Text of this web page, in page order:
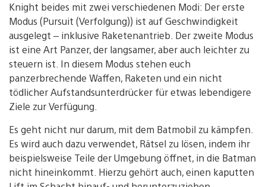
Knight beides mit zwei verschiedenen Modi: Der erste
Modus (Pursuit (Verfolgung)) ist auf Geschwindigkeit
ausgelegt – inklusive Raketenantrieb. Der zweite Modus
ist eine Art Panzer, der langsamer, aber auch leichter zu
steuern ist. In diesem Modus stehen euch
panzerbrechende Waffen, Raketen und ein nicht
tödlicher Aufstandsunterdrücker für etwas lebendigere
Ziele zur Verfügung.
Es geht nicht nur darum, mit dem Batmobil zu kämpfen.
Es wird auch dazu verwendet, Rätsel zu lösen, indem ihr
beispielsweise Teile der Umgebung öffnet, in die Batman
nicht hineinkommt. Hierzu gehört auch, einen kaputten